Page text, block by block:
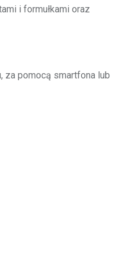
i formułkami oraz
za pomocą smartfona lub